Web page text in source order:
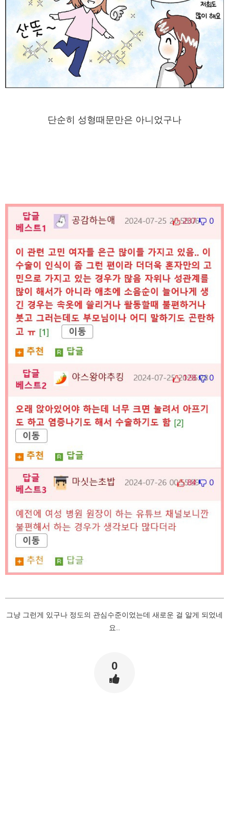
단순히 성형때문만은 아니었구나
그냥 그런게 있구나 정도의 관심수준이었는데 새로운 걸 알게 되었네
요..
0